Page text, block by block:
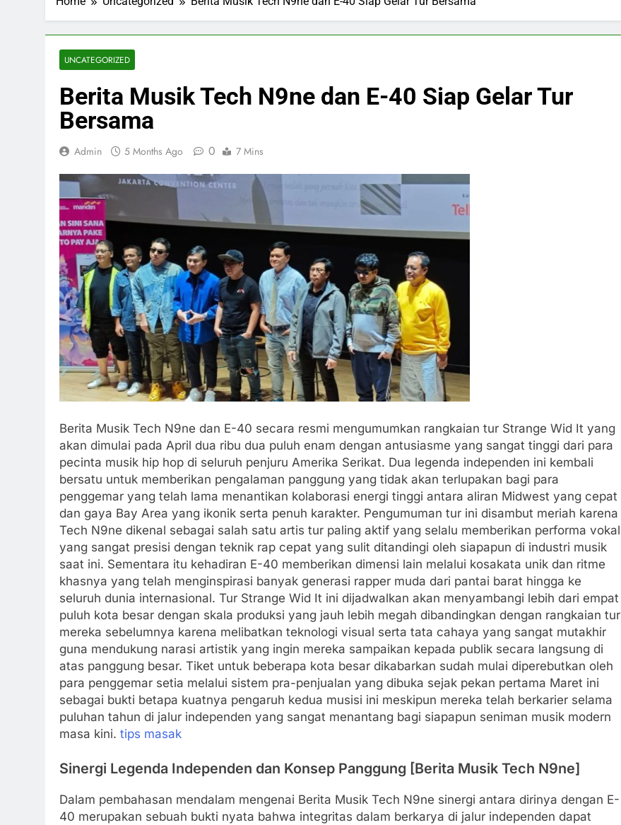
UNCATEGORIZED
Berita Musik Tech N9ne dan E-40 Siap Gelar Tur
Bersama
Admin 5 Months Ago 0 7 Mins
Berita Musik Tech N9ne dan E-40 secara resmi mengumumkan rangkaian tur Strange Wid It yang
akan dimulai pada April dua ribu dua puluh enam dengan antusiasme yang sangat tinggi dari para
pecinta musik hip hop di seluruh penjuru Amerika Serikat. Dua legenda independen ini kembali
bersatu untuk memberikan pengalaman panggung yang tidak akan terlupakan bagi para
penggemar yang telah lama menantikan kolaborasi energi tinggi antara aliran Midwest yang cepat
dan gaya Bay Area yang ikonik serta penuh karakter. Pengumuman tur ini disambut meriah karena
Tech N9ne dikenal sebagai salah satu artis tur paling aktif yang selalu memberikan performa vokal
yang sangat presisi dengan teknik rap cepat yang sulit ditandingi oleh siapapun di industri musik
saat ini. Sementara itu kehadiran E-40 memberikan dimensi lain melalui kosakata unik dan ritme
khasnya yang telah menginspirasi banyak generasi rapper muda dari pantai barat hingga ke
seluruh dunia internasional. Tur Strange Wid It ini dijadwalkan akan menyambangi lebih dari empat
puluh kota besar dengan skala produksi yang jauh lebih megah dibandingkan dengan rangkaian tur
mereka sebelumnya karena melibatkan teknologi visual serta tata cahaya yang sangat mutakhir
guna mendukung narasi artistik yang ingin mereka sampaikan kepada publik secara langsung di
atas panggung besar. Tiket untuk beberapa kota besar dikabarkan sudah mulai diperebutkan oleh
para penggemar setia melalui sistem pra-penjualan yang dibuka sejak pekan pertama Maret ini
sebagai bukti betapa kuatnya pengaruh kedua musisi ini meskipun mereka telah berkarier selama
puluhan tahun di jalur independen yang sangat menantang bagi siapapun seniman musik modern
masa kini. tips masak
Sinergi Legenda Independen dan Konsep Panggung [Berita Musik Tech N9ne]
Dalam pembahasan mendalam mengenai Berita Musik Tech N9ne sinergi antara dirinya dengan E-
40 merupakan sebuah bukti nyata bahwa integritas dalam berkarya di jalur independen dapat